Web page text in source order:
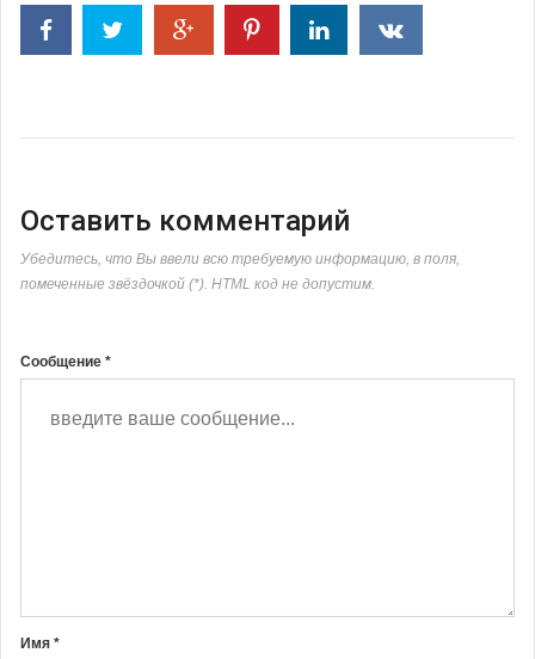
Оставить комментарий
Убедитесь, что Вы ввели всю требуемую информацию, в поля,
помеченные звёздочкой (*). HTML код не допустим.
Сообщение *
Имя *